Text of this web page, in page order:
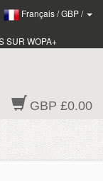
Français/GBP/
SUR WOPA+
GBP £0.00